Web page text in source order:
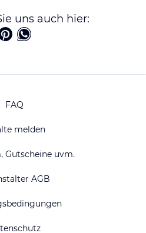
uns auch hier:
FAQ
melden
Gutscheine uvm.
AGB